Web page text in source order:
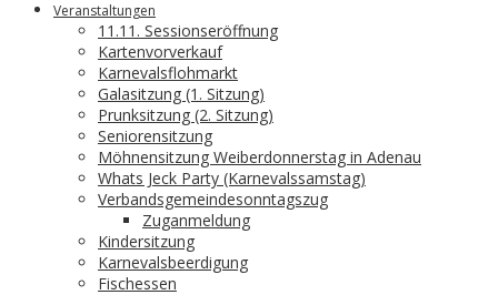
Veranstaltungen
11.11. Sessionseröffnung
Kartenvorverkauf
Karnevalsflohmarkt
Galasitzung (1. Sitzung)
Prunksitzung (2. Sitzung)
Seniorensitzung
Möhnensitzung Weiberdonnerstag in Adenau
Whats Jeck Party (Karnevalssamstag)
Verbandsgemeindesonntagszug
Zuganmeldung
Kindersitzung
Karnevalsbeerdigung
Fischessen